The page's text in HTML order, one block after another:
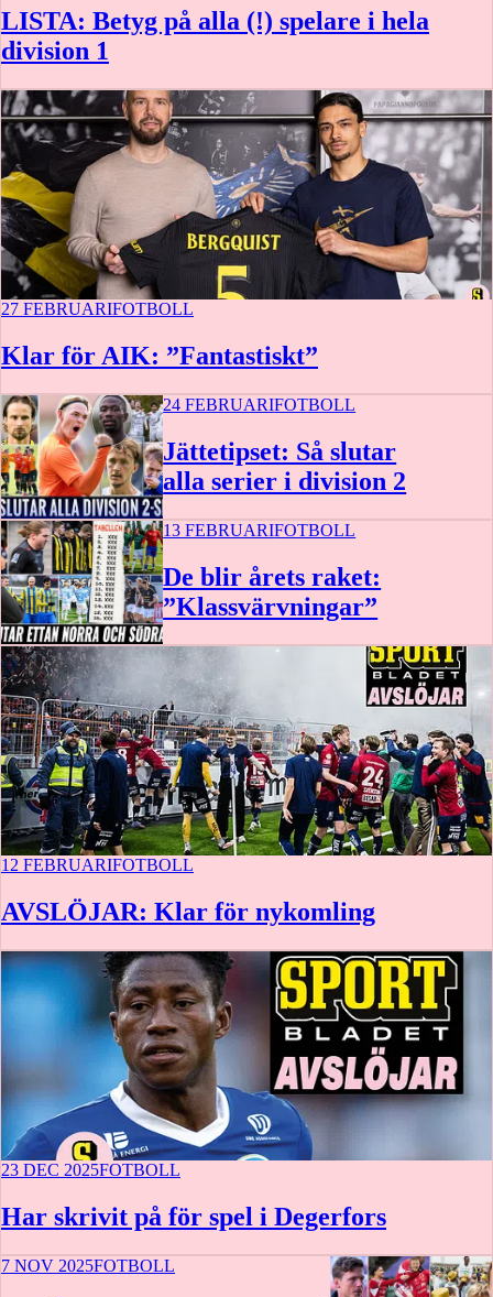
LISTA: Betyg på alla (!) spelare i hela
division 1
27 FEBRUARIFOTBOLL
Klar för AIK: ”Fantastiskt”
24 FEBRUARIFOTBOLL
Jättetipset: Så slutar
alla serier i division 2
13 FEBRUARIFOTBOLL
De blir årets raket:
”Klassvärvningar”
12 FEBRUARIFOTBOLL
AVSLÖJAR: Klar för nykomling
23 DEC 2025FOTBOLL
Har skrivit på för spel i Degerfors
7 NOV 2025FOTBOLL